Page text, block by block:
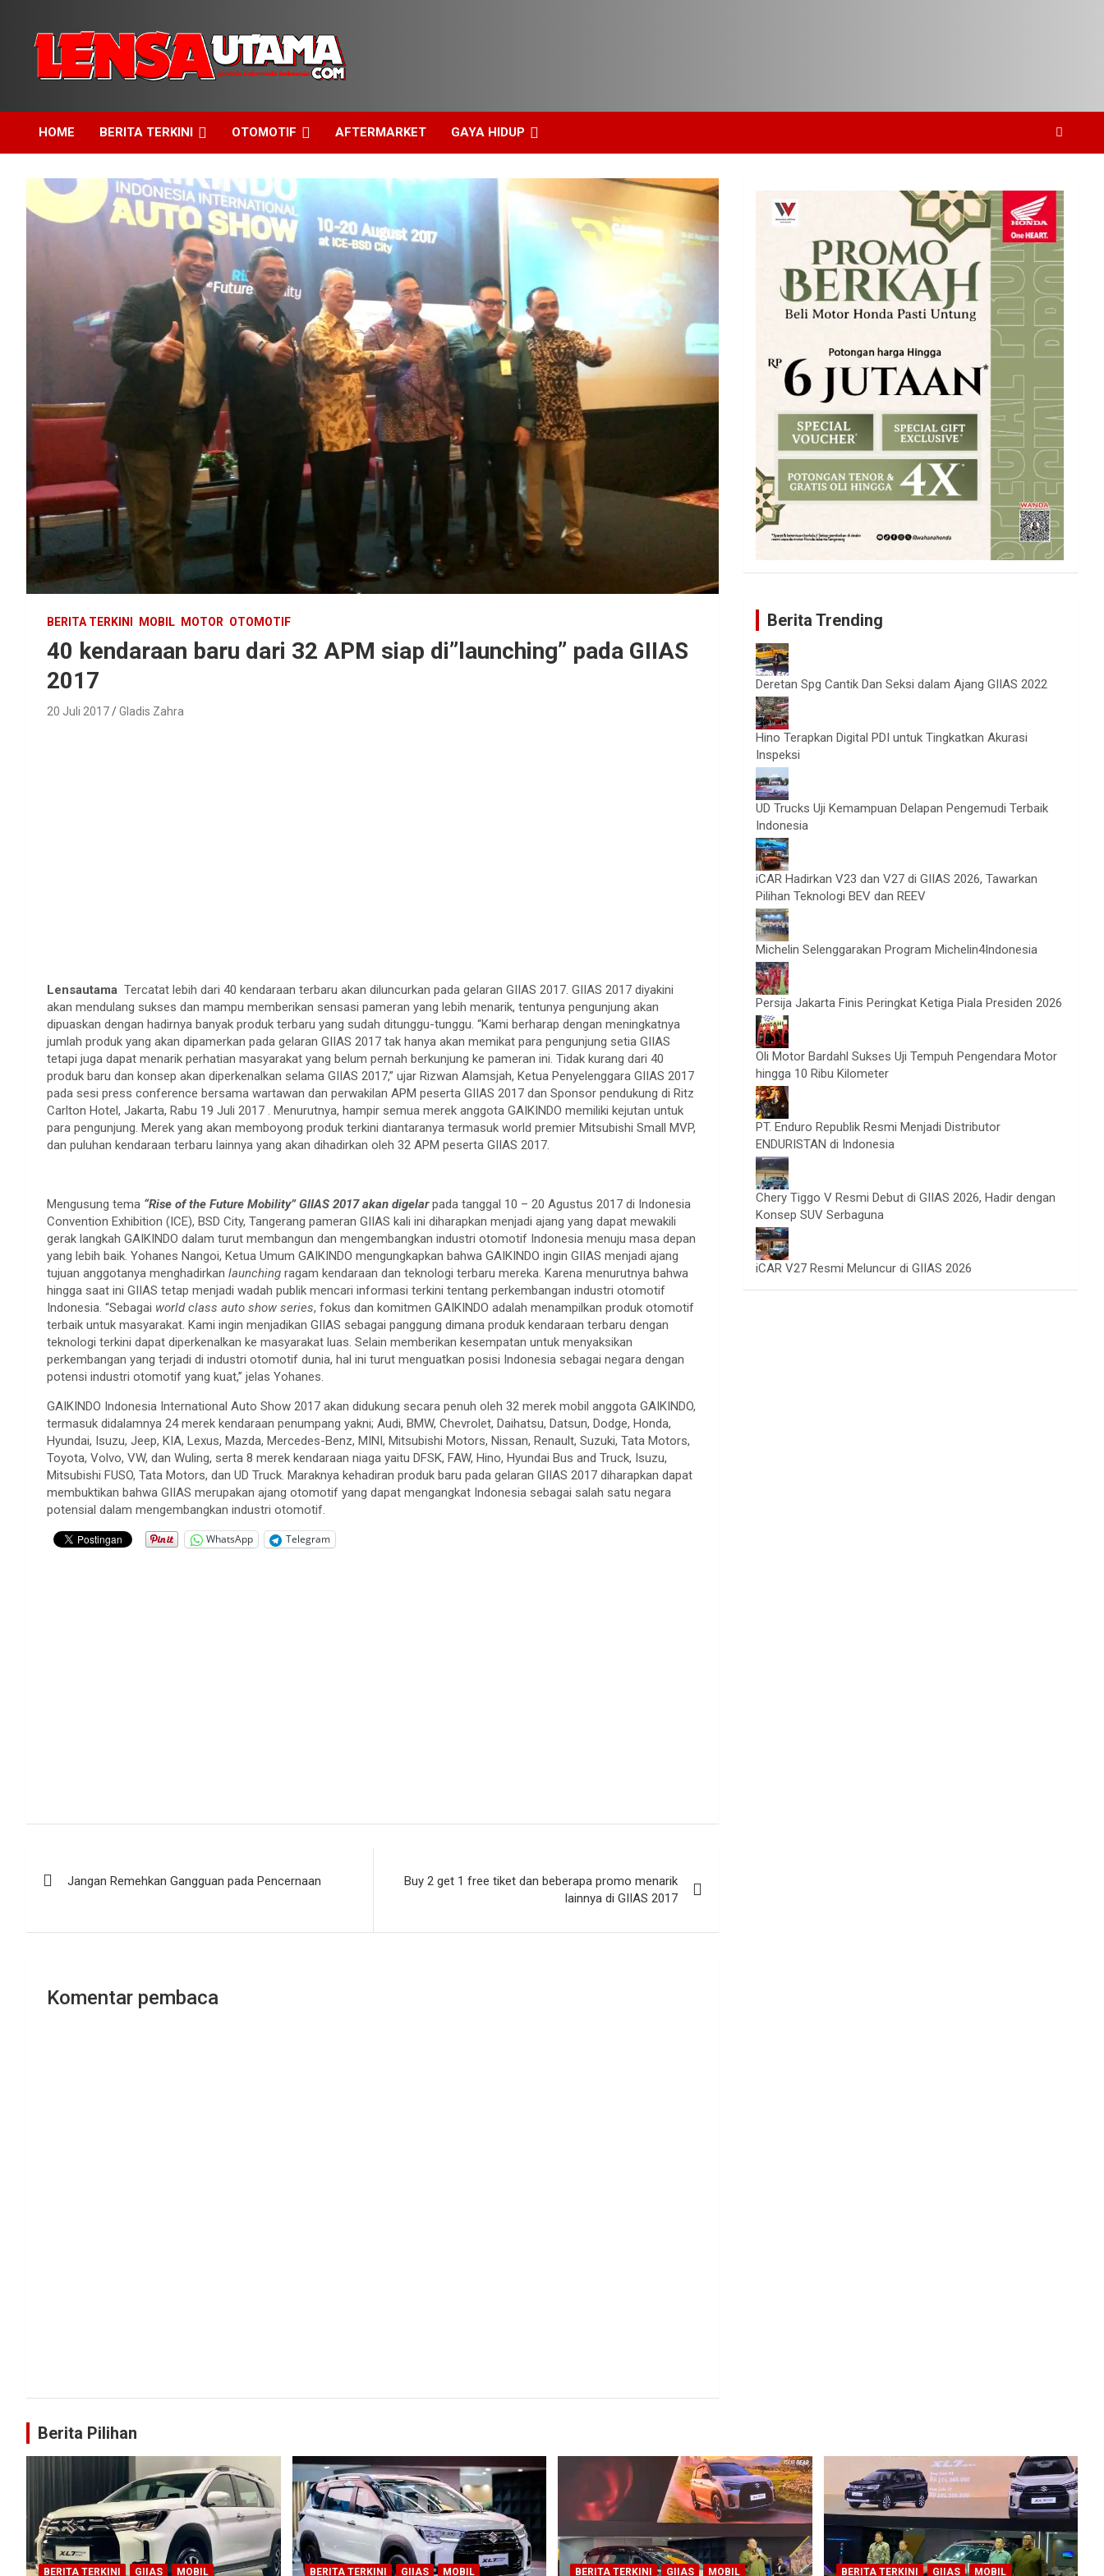
content
LensaUtama
HOME BERITA TERKINI OTOMOTIF AFTERMARKET GAYA HIDUP
BERITA TERKINI MOBIL MOTOR OTOMOTIF
40 kendaraan baru dari 32 APM siap di”launching” pada GIIAS
2017
20 Juli 2017 Gladis Zahra
Lensautama Tercatat lebih dari 40 kendaraan terbaru akan diluncurkan pada gelaran GIIAS 2017. GIIAS 2017 diyakini
akan mendulang sukses dan mampu memberikan sensasi pameran yang lebih menarik, tentunya pengunjung akan
dipuaskan dengan hadirnya banyak produk terbaru yang sudah ditunggu-tunggu. “Kami berharap dengan meningkatnya
jumlah produk yang akan dipamerkan pada gelaran GIIAS 2017 tak hanya akan memikat para pengunjung setia GIIAS
tetapi juga dapat menarik perhatian masyarakat yang belum pernah berkunjung ke pameran ini. Tidak kurang dari 40
produk baru dan konsep akan diperkenalkan selama GIIAS 2017,” ujar Rizwan Alamsjah, Ketua Penyelenggara GIIAS 2017
pada sesi press conference bersama wartawan dan perwakilan APM peserta GIIAS 2017 dan Sponsor pendukung di Ritz
Carlton Hotel, Jakarta, Rabu 19 Juli 2017 . Menurutnya, hampir semua merek anggota GAIKINDO memiliki kejutan untuk
para pengunjung. Merek yang akan memboyong produk terkini diantaranya termasuk world premier Mitsubishi Small MVP,
dan puluhan kendaraan terbaru lainnya yang akan dihadirkan oleh 32 APM peserta GIIAS 2017.
Mengusung tema “Rise of the Future Mobility” GIIAS 2017 akan digelarpada tanggal 10 – 20 Agustus 2017 di Indonesia
Convention Exhibition (ICE), BSD City, Tangerang pameran GIIAS kali ini diharapkan menjadi ajang yang dapat mewakili
gerak langkah GAIKINDO dalam turut membangun dan mengembangkan industri otomotif Indonesia menuju masa depan
yang lebih baik. Yohanes Nangoi, Ketua Umum GAIKINDO mengungkapkan bahwa GAIKINDO ingin GIIAS menjadi ajang
tujuan anggotanya menghadirkan launching ragam kendaraan dan teknologi terbaru mereka. Karena menurutnya bahwa
hingga saat ini GIIAS tetap menjadi wadah publik mencari informasi terkini tentang perkembangan industri otomotif
Indonesia. “Sebagai world class auto show series, fokus dan komitmen GAIKINDO adalah menampilkan produk otomotif
terbaik untuk masyarakat. Kami ingin menjadikan GIIAS sebagai panggung dimana produk kendaraan terbaru dengan
teknologi terkini dapat diperkenalkan ke masyarakat luas. Selain memberikan kesempatan untuk menyaksikan
perkembangan yang terjadi di industri otomotif dunia, hal ini turut menguatkan posisi Indonesia sebagai negara dengan
potensi industri otomotif yang kuat,” jelas Yohanes.
GAIKINDO Indonesia International Auto Show 2017 akan didukung secara penuh oleh 32 merek mobil anggota GAIKINDO,
termasuk didalamnya 24 merek kendaraan penumpang yakni; Audi, BMW, Chevrolet, Daihatsu, Datsun, Dodge, Honda,
Hyundai, Isuzu, Jeep, KIA, Lexus, Mazda, Mercedes-Benz, MINI, Mitsubishi Motors, Nissan, Renault, Suzuki, Tata Motors,
Toyota, Volvo, VW, dan Wuling, serta 8 merek kendaraan niaga yaitu DFSK, FAW, Hino, Hyundai Bus and Truck, Isuzu,
Mitsubishi FUSO, Tata Motors, dan UD Truck. Maraknya kehadiran produk baru pada gelaran GIIAS 2017 diharapkan dapat
membuktikan bahwa GIIAS merupakan ajang otomotif yang dapat mengangkat Indonesia sebagai salah satu negara
potensial dalam mengembangkan industri otomotif.
WhatsApp Telegram
Jangan Remehkan Gangguan pada Pencernaan
Buy 2 get 1 free tiket dan beberapa promo menarik
lainnya di GIIAS 2017
Komentar pembaca
Berita Trending
Deretan Spg Cantik Dan Seksi dalam Ajang GIIAS 2022
Hino Terapkan Digital PDI untuk Tingkatkan Akurasi
Inspeksi
UD Trucks Uji Kemampuan Delapan Pengemudi Terbaik
Indonesia
iCAR Hadirkan V23 dan V27 di GIIAS 2026, Tawarkan
Pilihan Teknologi BEV dan REEV
Michelin Selenggarakan Program Michelin4Indonesia
Persija Jakarta Finis Peringkat Ketiga Piala Presiden 2026
Oli Motor Bardahl Sukses Uji Tempuh Pengendara Motor
hingga 10 Ribu Kilometer
PT. Enduro Republik Resmi Menjadi Distributor
ENDURISTAN di Indonesia
Chery Tiggo V Resmi Debut di GIIAS 2026, Hadir dengan
Konsep SUV Serbaguna
iCAR V27 Resmi Meluncur di GIIAS 2026
Berita Pilihan
BERITA TERKINI GIIAS MOBIL BERITA TERKINI GIIAS MOBIL BERITA TERKINI GIIAS MOBIL BERITA TERKINI GIIAS MOBIL